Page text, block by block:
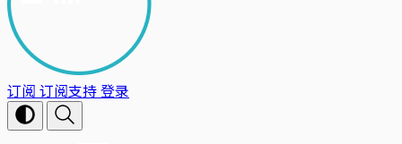
订阅 订阅支持登录